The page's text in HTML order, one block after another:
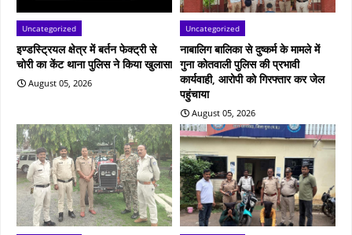
Uncategorized
इण्डस्ट्रियल क्षेत्र में बर्तन फेक्ट्री से
चोरी का केंट थाना पुलिस ने किया खुलासा
August 05, 2026
Uncategorized
नाबालिग बालिका से दुष्कर्म के मामले में
गुना कोतवाली पुलिस की प्रभावी
कार्यवाही, आरोपी को गिरफ्तार कर जेल
पहुंचाया
August 05, 2026